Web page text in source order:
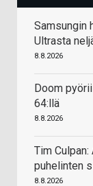
Samsungin
Ultrasta
8.8.2026
Doom
64:llä
8.8.2026
Tim
puhelinten
8.8.2026